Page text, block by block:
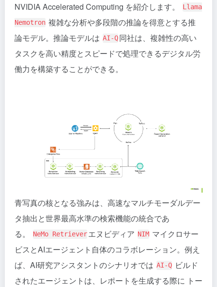
NVIDIA Accelerated Computing を紹介します。
Llama
Nemotron 複雑な分析や多段階の推論を得意とする推
論モデル。推論モデルは AI-Q同社は、複雑性の高い
タスクを高い精度とスピードで処理できるデジタル労
働力を構築することができる。
青写真の核となる強みは、高速なマルチモーダルデー
タ抽出と世界最高水準の検索機能の統合であ
る。
NeMo Retrieverエヌビディア NIM マイクロサー
ビスとAIエージェント自体のコラボレーション。例え
ば、AI研究アシスタントのシナリオでは AI-Q ビルド
されたエージェントは、レポートを生成する際に トー